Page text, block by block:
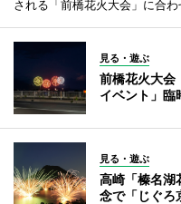
される「前橋花火大会」に合わ
見る・遊ぶ
前橋花火大会
イベント」臨
見る・遊ぶ
高崎「榛名湖
念で「じぐろ